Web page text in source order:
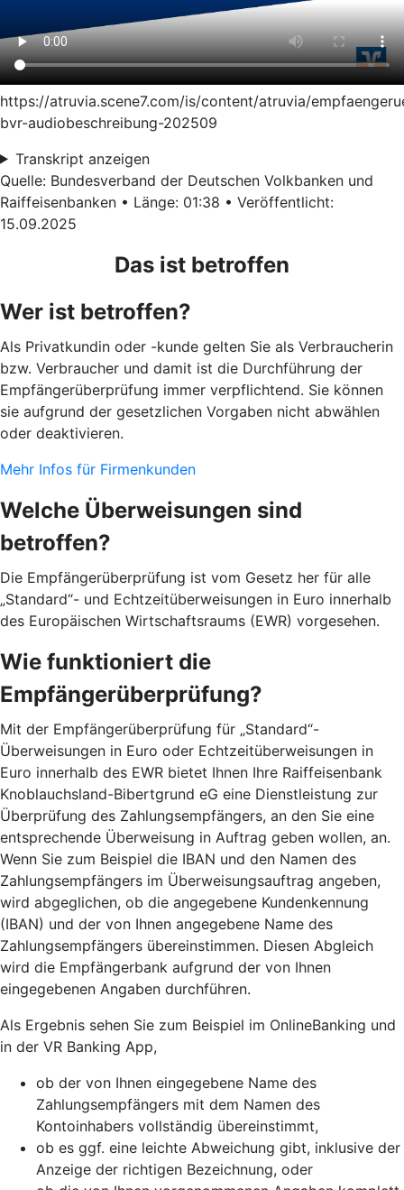
https://atruvia.scene7.com/is/content/atruvia/
bvr-audiobeschreibung-202509
Transkript anzeigen
Quelle: Bundesverband der Deutschen Volkbanken und
Raiffeisenbanken • Länge: 01:38 • Veröffentlicht:
15.09.2025
Das ist betroffen
Wer ist betroffen?
Als Privatkundin oder -kunde gelten Sie als Verbraucherin
bzw. Verbraucher und damit ist die Durchführung der
Empfängerüberprüfung immer verpflichtend. Sie können
sie aufgrund der gesetzlichen Vorgaben nicht abwählen
oder deaktivieren.
Mehr Infos für Firmenkunden
Welche Überweisungen sind
betroffen?
Die Empfängerüberprüfung ist vom Gesetz her für alle
„Standard“- und Echtzeitüberweisungen in Euro innerhalb
des Europäischen Wirtschaftsraums (EWR) vorgesehen.
Wie funktioniert die
Empfängerüberprüfung?
Mit der Empfängerüberprüfung für „Standard“-
Überweisungen in Euro oder Echtzeitüberweisungen in
Euro innerhalb des EWR bietet Ihnen Ihre Raiffeisenbank
Knoblauchsland-Bibertgrund eG eine Dienstleistung zur
Überprüfung des Zahlungsempfängers, an den Sie eine
entsprechende Überweisung in Auftrag geben wollen, an.
Wenn Sie zum Beispiel die IBAN und den Namen des
Zahlungsempfängers im Überweisungsauftrag angeben,
wird abgeglichen, ob die angegebene Kundenkennung
(IBAN) und der von Ihnen angegebene Name des
Zahlungsempfängers übereinstimmen. Diesen Abgleich
wird die Empfängerbank aufgrund der von Ihnen
eingegebenen Angaben durchführen.
Als Ergebnis sehen Sie zum Beispiel im OnlineBanking und
in der VR Banking App,
ob der von Ihnen eingegebene Name des
Zahlungsempfängers mit dem Namen des
Kontoinhabers vollständig übereinstimmt,
ob es ggf. eine leichte Abweichung gibt, inklusive der
Anzeige der richtigen Bezeichnung, oder